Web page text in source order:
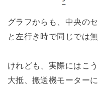
グラフからも、中央の
と左行き時で同じでは
けれども、実際にはこ
大抵、搬送機モーター